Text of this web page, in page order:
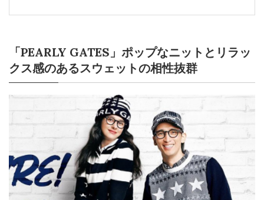
「PEARLY GATES」ポップなニットとリラッ
クス感のあるスウェットの相性抜群